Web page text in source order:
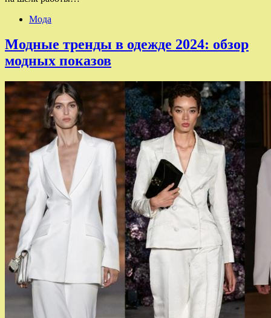
Мода
Модные тренды в одежде 2024: обзор
модных показов